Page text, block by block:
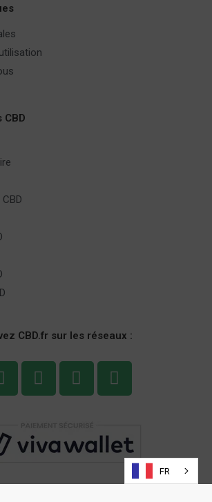
CBD
CBD.fr sur les réseaux :
FR